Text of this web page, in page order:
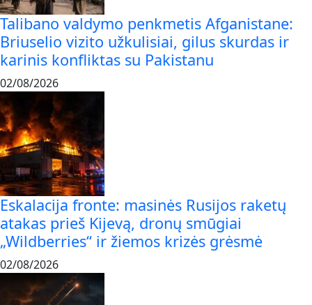
Talibano valdymo penkmetis Afganistane:
Briuselio vizito užkulisiai, gilus skurdas ir
karinis konfliktas su Pakistanu
02/08/2026
Eskalacija fronte: masinės Rusijos raketų
atakas prieš Kijevą, dronų smūgiai
„Wildberries“ ir žiemos krizės grėsmė
02/08/2026